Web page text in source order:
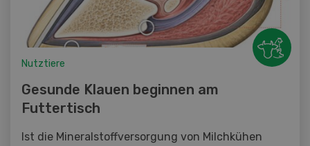
Nutztiere
Gesunde Klauen beginnen am
Futtertisch
Ist die Mineralstoffversorgung von Milchkühen